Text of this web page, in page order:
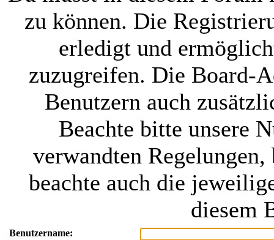
zu können. Die
erledigt und
zuzugreifen. Die Board-
Benutzern auch
Beachte bitte unsere
verwandten
beachte auch die
diesem
Benutzername: